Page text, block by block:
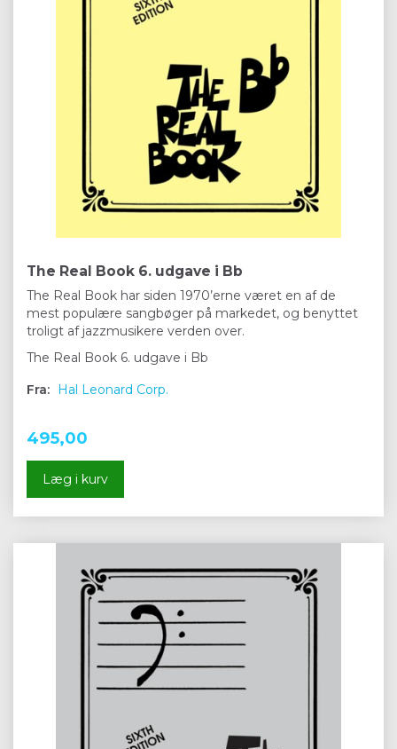
The Real Book 6. udgave i Bb
The Real Book har siden 1970’erne været en af de
mest populære sangbøger på markedet, og benyttet
troligt af jazzmusikere verden over.
The Real Book 6. udgave i Bb
Fra: Hal Leonard Corp.
495,00
Læg i kurv